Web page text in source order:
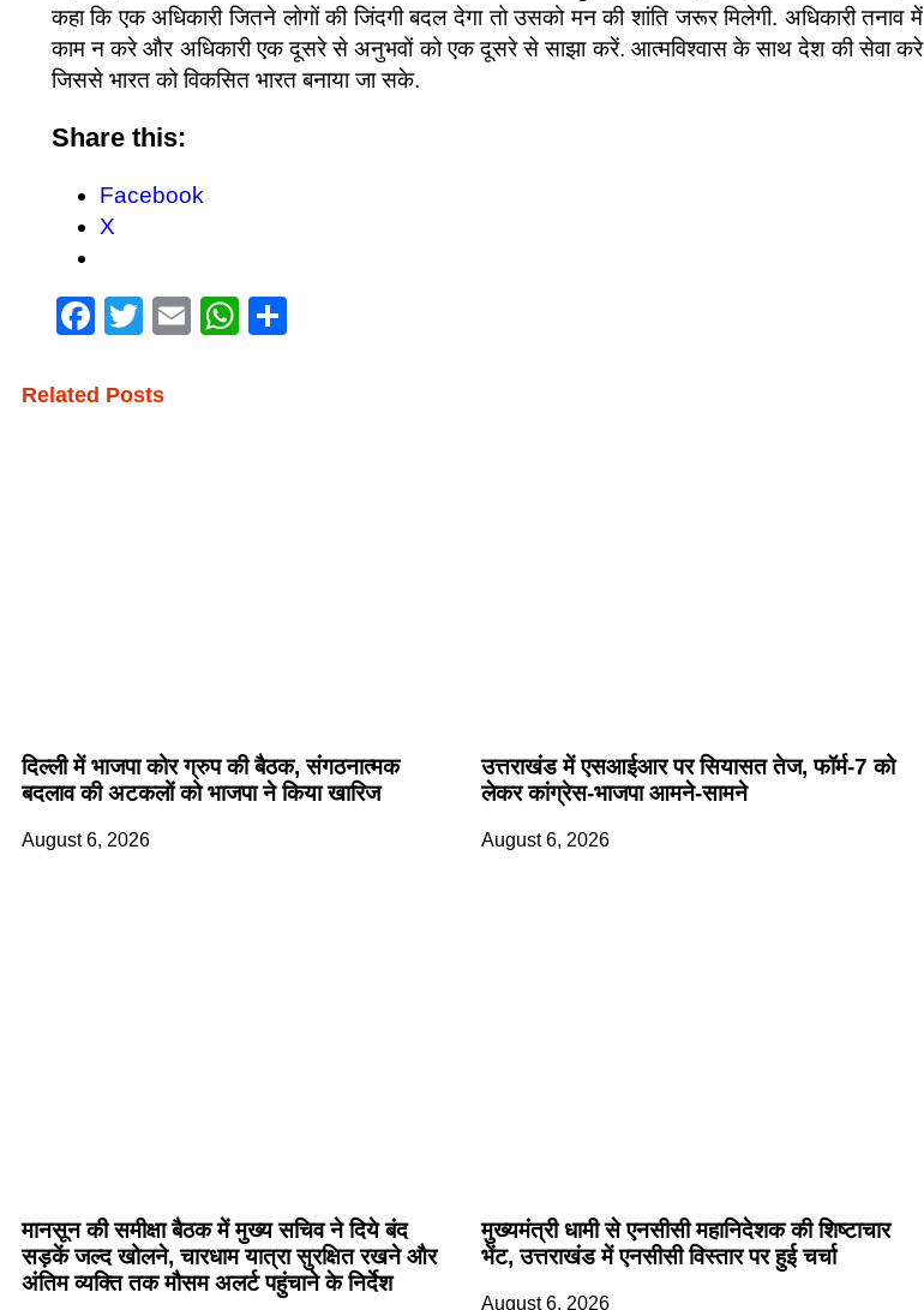
कहा कि एक अधिकारी जितने लोगों की जिंदगी बदल देगा तो उसको मन की शांति जरूर मिलेगी. अधिकारी तनाव में
काम न करे और अधिकारी एक दूसरे से अनुभवों को एक दूसरे से साझा करें. आत्मविश्वास के साथ देश की सेवा करे
जिससे भारत को विकसित भारत बनाया जा सके.
Share this:
Facebook
X
Facebook
TwitterEmailWhatsApp
Related Posts
दिल्ली में भाजपा कोर ग्रुप की बैठक, संगठनात्मक
बदलाव की अटकलों को भाजपा ने किया खारिज
August 6, 2026
उत्तराखंड में एसआईआर पर सियासत तेज, फॉर्म-7 को
लेकर कांग्रेस-भाजपा आमने-सामने
August 6, 2026
मानसून की समीक्षा बैठक में मुख्य सचिव ने दिये बंद
सड़कें जल्द खोलने, चारधाम यात्रा सुरक्षित रखने और
अंतिम व्यक्ति तक मौसम अलर्ट पहुंचाने के निर्देश
मुख्यमंत्री धामी से एनसीसी महानिदेशक की शिष्टाचार
भेंट, उत्तराखंड में एनसीसी विस्तार पर हुई चर्चा
August 6, 2026